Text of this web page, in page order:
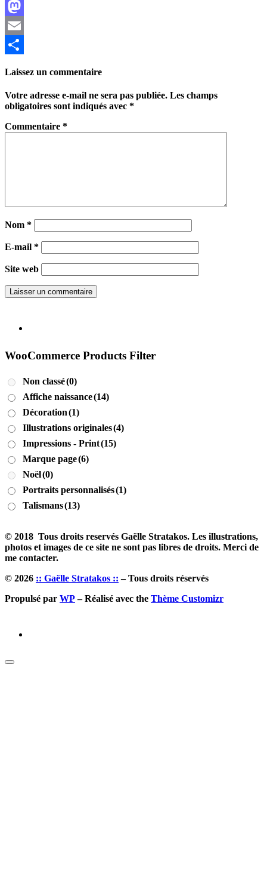
Facebook
Mastodon
Email
Laissez un commentaire
Votre adresse e-mail ne sera pas publiée. Les champs
obligatoires sont indiqués avec *
Commentaire *
Nom *
E-mail *
Site web
WooCommerce Products Filter
Non classé(0)
Affiche naissance(14)
Décoration(1)
Illustrations originales(4)
Impressions - Print(15)
Marque page(6)
Noël(0)
Portraits personnalisés(1)
Talismans(13)
© 2018 Tous droits reservés Gaëlle Stratakos. Les illustrations,
photos et images de ce site ne sont pas libres de droits. Merci de
me contacter.
© 2026 :: Gaëlle Stratakos :: – Tous droits réservés
Propulsé par WP– Réalisé avec the Thème Customizr